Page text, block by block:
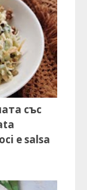
със
e salsa